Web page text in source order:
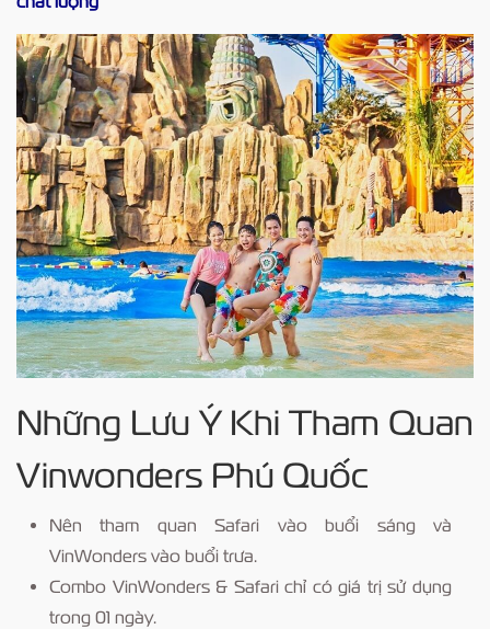
Những Lưu Ý Khi Tham Quan
Vinwonders Phú Quốc
Nên tham quan Safari vào buổi sáng và
VinWonders vào buổi trưa.
Combo VinWonders & Safari chỉ có giá trị sử dụng
trong 01 ngày.